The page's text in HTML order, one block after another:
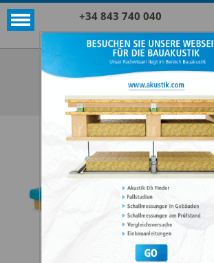
+34 843 740 040
Akustik + Sylomer®
TSR 300X300
ALLE ANZEIGEN AKUSTIK + SYLOMER®